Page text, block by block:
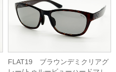
FLAT19 ブラウンデミクリアグ